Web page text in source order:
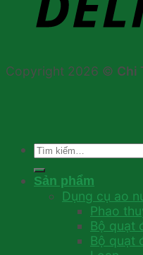
Copyright 2026 © Chi
Tìm
Sản phẩm
Dụng cụ ao
Phao
Bộ quạt
Bộ quạt